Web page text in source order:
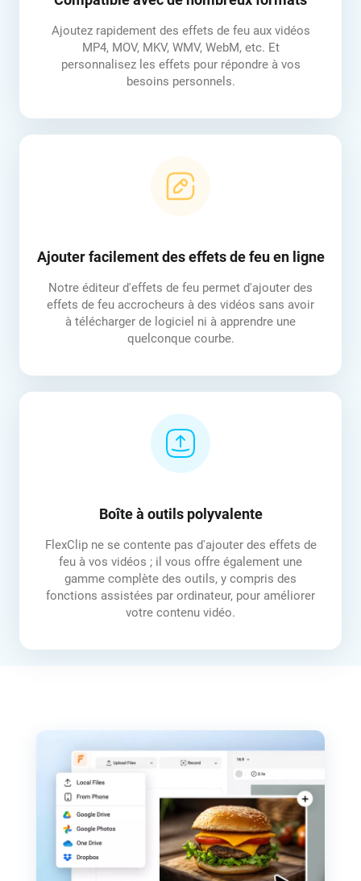
Ajoutez rapidement des effets de feu aux vidéos
MP4, MOV, MKV, WMV, WebM, etc. Et
personnalisez les effets pour répondre à vos
besoins personnels.
Ajouter facilement des effets de feu en ligne
Notre éditeur d'effets de feu permet d'ajouter des
effets de feu accrocheurs à des vidéos sans avoir
à télécharger de logiciel ni à apprendre une
quelconque courbe.
Boîte à outils polyvalente
FlexClip ne se contente pas d'ajouter des effets de
feu à vos vidéos ; il vous offre également une
gamme complète des outils, y compris des
fonctions assistées par ordinateur, pour améliorer
votre contenu vidéo.